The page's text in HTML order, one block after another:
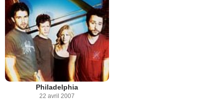
Philadelphia
22 avril 2007